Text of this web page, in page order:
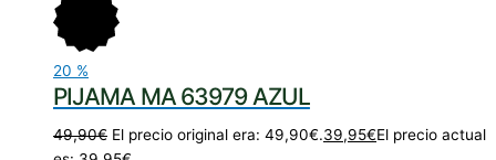
20 %
PIJAMA MA 63979 AZUL
49,90€ El precio original era: 49,90€.39,95€El precio actual